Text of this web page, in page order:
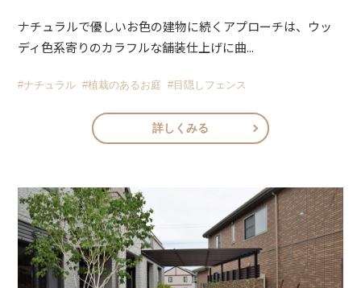
ナチュラルで優しいお色の建物に続くアプローチは、ウッ
ディ色系寄りのカラフルな舗装仕上げに曲...
#ナチュラル #植栽のあるお庭 #目隠しフェンス
詳しくみる